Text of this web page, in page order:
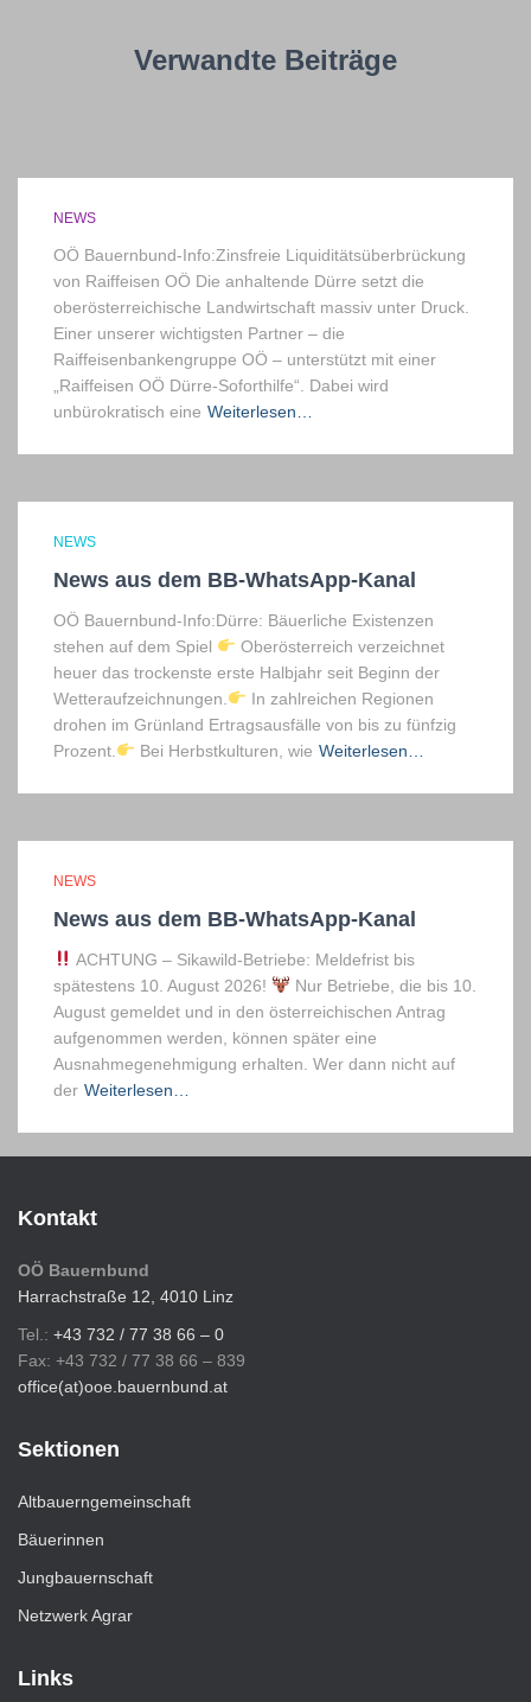
Verwandte Beiträge
NEWS
OÖ Bauernbund-Info:Zinsfreie Liquiditätsüberbrückung
von Raiffeisen OÖ Die anhaltende Dürre setzt die
oberösterreichische Landwirtschaft massiv unter Druck.
Einer unserer wichtigsten Partner – die
Raiffeisenbankengruppe OÖ – unterstützt mit einer
„Raiffeisen OÖ Dürre-Soforthilfe“. Dabei wird
unbürokratisch eine Weiterlesen…
NEWS
News aus dem BB-WhatsApp-Kanal
OÖ Bauernbund-Info:Dürre: Bäuerliche Existenzen
stehen auf dem Spiel
Oberösterreich verzeichnet
heuer das trockenste erste Halbjahr seit Beginn der
Wetteraufzeichnungen.
In zahlreichen Regionen
drohen im Grünland Ertragsausfälle von bis zu fünfzig
Prozent.
Bei Herbstkulturen, wie Weiterlesen…
NEWS
News aus dem BB-WhatsApp-Kanal
ACHTUNG – Sikawild-Betriebe: Meldefrist bis
spätestens 10. August 2026!
Nur Betriebe, die bis 10.
August gemeldet und in den österreichischen Antrag
aufgenommen werden, können später eine
Ausnahmegenehmigung erhalten. Wer dann nicht auf
der Weiterlesen…
Kontakt
OÖ Bauernbund
Harrachstraße 12, 4010 Linz
Tel.: +43 732 / 77 38 66 – 0
Fax: +43 732 / 77 38 66 – 839
office(at)ooe.bauernbund.at
Sektionen
Altbauerngemeinschaft
Bäuerinnen
Jungbauernschaft
Netzwerk Agrar
Links